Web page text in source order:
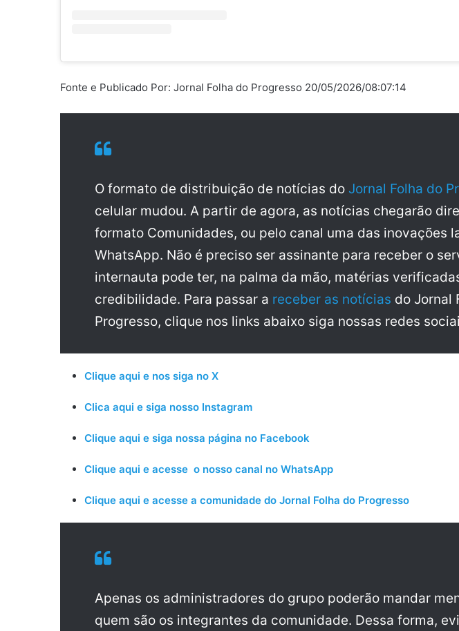
Fonte e Publicado Por: Jornal Folha do Progresso 20/05/2026/08:07:14
O formato de distribuição de notícias do Jornal Folha do
celular mudou. A partir de agora, as notícias chegarão
formato Comunidades, ou pelo canal uma das inovações
WhatsApp. Não é preciso ser assinante para receber o
internauta pode ter, na palma da mão, matérias
credibilidade. Para passar a receber as notícias do Jornal
Progresso, clique nos links abaixo siga nossas redes
Clique aqui e nos siga no X
Clica aqui e siga nosso Instagram
Clique aqui e siga nossa página no Facebook
Clique aqui e acesse o nosso canal no WhatsApp
Clique aqui e acesse a comunidade do Jornal Folha do Progresso
Apenas os administradores do grupo poderão mandar
quem são os integrantes da comunidade. Dessa forma,